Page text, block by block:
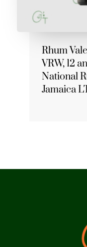
Rhum
VRW, 12
National
Jamaica